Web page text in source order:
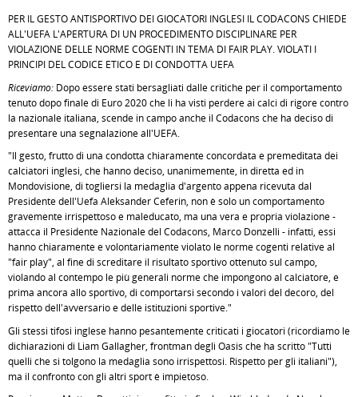
PER IL GESTO ANTISPORTIVO DEI GIOCATORI INGLESI IL CODACONS CHIEDE
ALL'UEFA L'APERTURA DI UN PROCEDIMENTO DISCIPLINARE PER
VIOLAZIONE DELLE NORME COGENTI IN TEMA DI FAIR PLAY. VIOLATI I
PRINCIPI DEL CODICE ETICO E DI CONDOTTA UEFA
Riceviamo: Dopo essere stati bersagliati dalle critiche per il comportamento
tenuto dopo finale di Euro 2020 che li ha visti perdere ai calci di rigore contro
la nazionale italiana, scende in campo anche il Codacons che ha deciso di
presentare una segnalazione all'UEFA.
"Il gesto, frutto di una condotta chiaramente concordata e premeditata dei
calciatori inglesi, che hanno deciso, unanimemente, in diretta ed in
Mondovisione, di togliersi la medaglia d'argento appena ricevuta dal
Presidente dell'Uefa Aleksander Ceferin, non è solo un comportamento
gravemente irrispettoso e maleducato, ma una vera e propria violazione -
attacca il Presidente Nazionale del Codacons, Marco Donzelli - infatti, essi
hanno chiaramente e volontariamente violato le norme cogenti relative al
"fair play", al fine di screditare il risultato sportivo ottenuto sul campo,
violando al contempo le più generali norme che impongono al calciatore, e
prima ancora allo sportivo, di comportarsi secondo i valori del decoro, del
rispetto dell'avversario e delle istituzioni sportive."
Gli stessi tifosi inglese hanno pesantemente criticati i giocatori (ricordiamo le
dichiarazioni di Liam Gallagher, frontman degli Oasis che ha scritto "Tutti
quelli che si tolgono la medaglia sono irrispettosi. Rispetto per gli italiani"),
ma il confronto con gli altri sport è impietoso.